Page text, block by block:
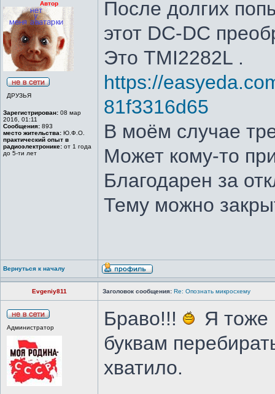
Автор
ДРУЗЬЯ
Зарегистрирован: 08 мар
2016, 01:11
Сообщения: 893
место жительства: Ю.Ф.О.
практический опыт в
радиоэлектронике: от 1 года
до 5-ти лет
После долгих
этот DC-DC
Это TMI2282L .
https://
81f3316d65
В моём случае
Может кому-то
Благодарен за
Тему можно
Вернуться к началу
Evgeniy811 Заголовок сообщения: Re: Опознать микросхему
Администратор Браво!!!
Я тоже
буквам
хватило.